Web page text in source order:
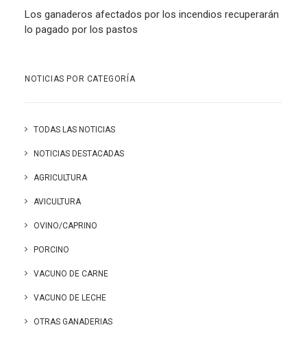
Los ganaderos afectados por los incendios recuperarán
lo pagado por los pastos
NOTICIAS POR CATEGORÍA
TODAS LAS NOTICIAS
NOTICIAS DESTACADAS
AGRICULTURA
AVICULTURA
OVINO/CAPRINO
PORCINO
VACUNO DE CARNE
VACUNO DE LECHE
OTRAS GANADERIAS